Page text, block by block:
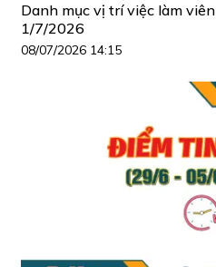
Danh mục vị trí việc làm
1/7/2026
08/07/2026 14:15